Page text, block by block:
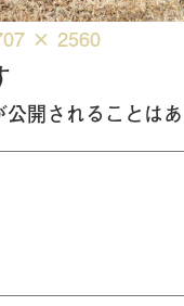
× 2560
開されることはあ